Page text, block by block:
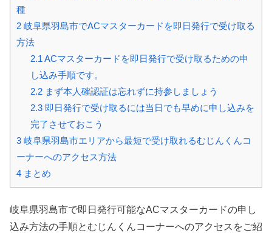
種
2 岐阜県羽島市でACマスターカードを即日発行で受け取る
方法
2.1 ACマスターカードを即日発行で受け取るための申
し込み手順です。
2.2まず本人確認証は忘れずに持参しましょう
2.3即日発行で受け取るには当日でも早めに申し込みを
完了させておこう
3 岐阜県羽島市エリアから最短で受け取れるむじんくんコ
ーナーへのアクセス方法
4 まとめ
岐阜県羽島市で即日発行可能なACマスターカードの申し
込み方法の手順とむじんくんコーナーへのアクセスをご紹